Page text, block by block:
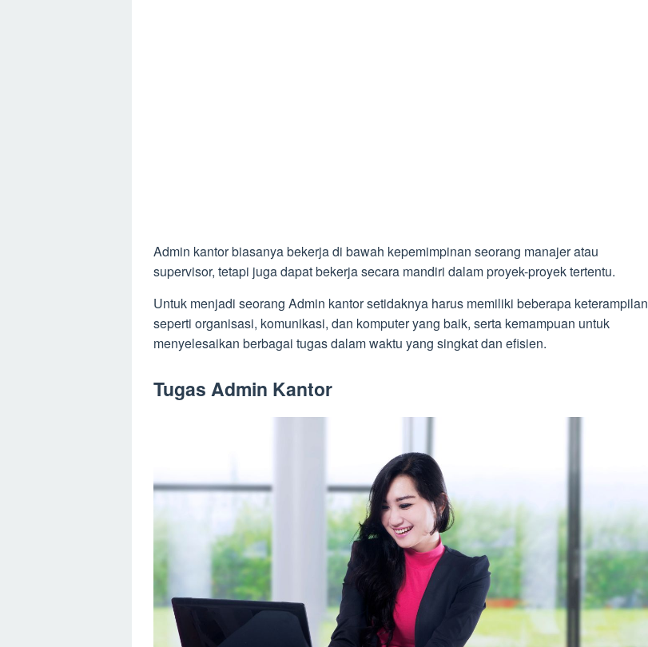
Admin kantor biasanya bekerja di bawah kepemimpinan seorang manajer atau
supervisor, tetapi juga dapat bekerja secara mandiri dalam proyek-proyek tertentu.
Untuk menjadi seorang Admin kantor setidaknya harus memiliki beberapa keterampilan
seperti organisasi, komunikasi, dan komputer yang baik, serta kemampuan untuk
menyelesaikan berbagai tugas dalam waktu yang singkat dan efisien.
Tugas Admin Kantor